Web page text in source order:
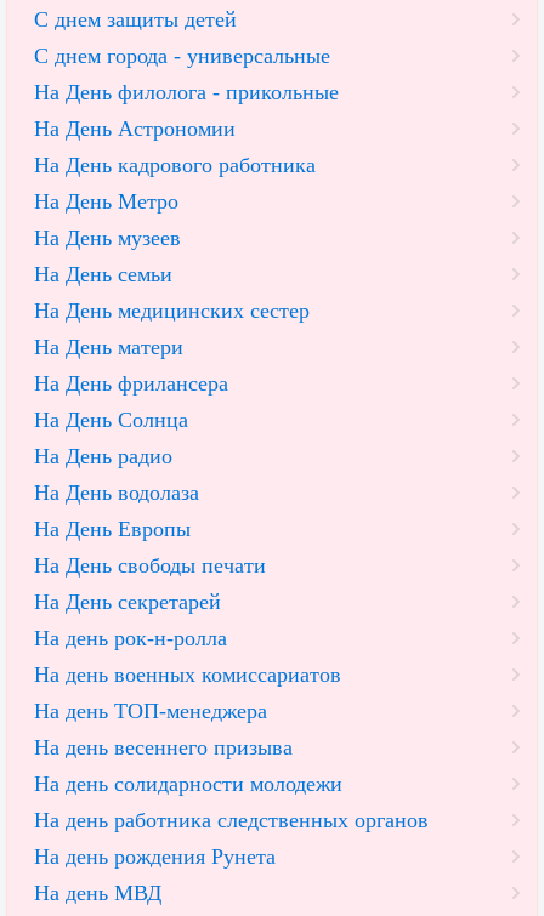
С днем защиты детей
С днем города - универсальные
На День филолога - прикольные
На День Астрономии
На День кадрового работника
На День Метро
На День музеев
На День семьи
На День медицинских сестер
На День матери
На День фрилансера
На День Солнца
На День радио
На День водолаза
На День Европы
На День свободы печати
На День секретарей
На день рок-н-ролла
На день военных комиссариатов
На день ТОП-менеджера
На день весеннего призыва
На день солидарности молодежи
На день работника следственных органов
На день рождения Рунета
На день МВД